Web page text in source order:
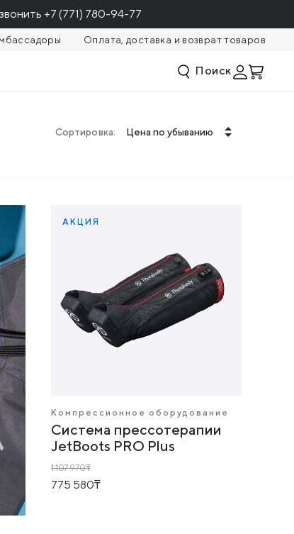
+7 (771) 780-94-77
Оплата, доставка и возврат товаров
Поиск
Сортировка: Цена по убыванию
АКЦИЯ
Компрессионное оборудование
Система прессотерапии
JetBoots PRO Plus
1 107 970
775 580